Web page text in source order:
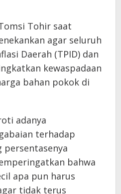
Tohir saat
agar seluruh
Daerah (TPID) dan
kewaspadaan
bahan pokok di
adanya
terhadap
persentasenya
bahwa
apa pun harus
tidak terus